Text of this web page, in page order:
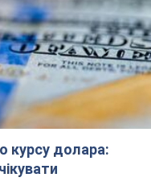
від
так з